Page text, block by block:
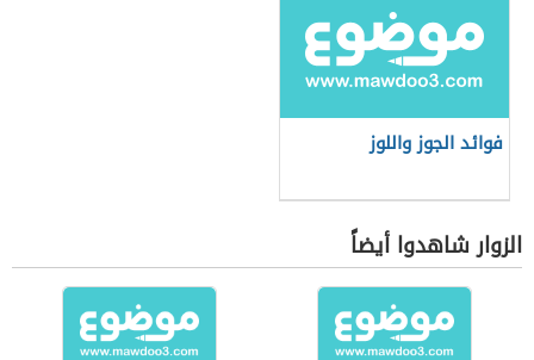
فوائد الجوز واللوز
الزوار شاهدوا أيضاً